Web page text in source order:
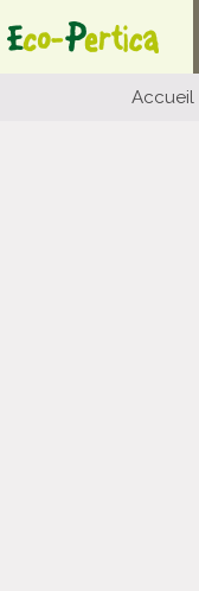
Accueil